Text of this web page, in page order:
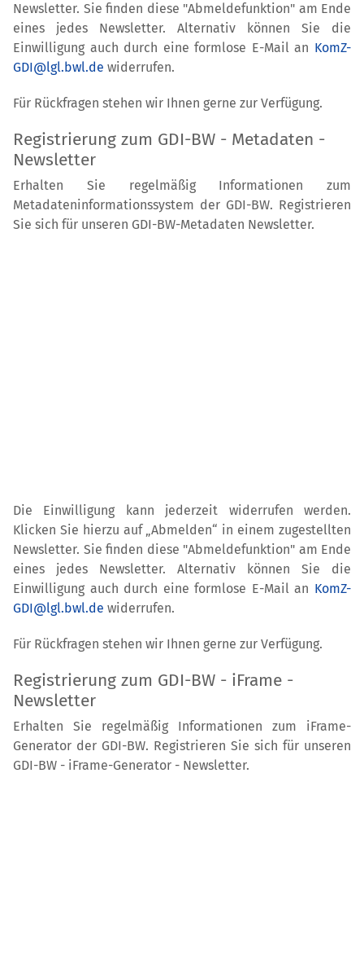
Newsletter. Sie finden diese "Abmeldefunktion" am Ende
eines jedes Newsletter. Alternativ können Sie die
Einwilligung auch durch eine formlose E-Mail an KomZ-
GDI@lgl.bwl.de widerrufen.
Für Rückfragen stehen wir Ihnen gerne zur Verfügung.
Registrierung zum GDI-BW - Metadaten -
Newsletter
Erhalten Sie regelmäßig Informationen zum
Metadateninformationssystem der GDI-BW. Registrieren
Sie sich für unseren GDI-BW-Metadaten Newsletter.
Die Einwilligung kann jederzeit widerrufen werden.
Klicken Sie hierzu auf „Abmelden“ in einem zugestellten
Newsletter. Sie finden diese "Abmeldefunktion" am Ende
eines jedes Newsletter. Alternativ können Sie die
Einwilligung auch durch eine formlose E-Mail an KomZ-
GDI@lgl.bwl.de widerrufen.
Für Rückfragen stehen wir Ihnen gerne zur Verfügung.
Registrierung zum GDI-BW - iFrame -
Newsletter
Erhalten Sie regelmäßig Informationen zum iFrame-
Generator der GDI-BW. Registrieren Sie sich für unseren
GDI-BW - iFrame-Generator - Newsletter.